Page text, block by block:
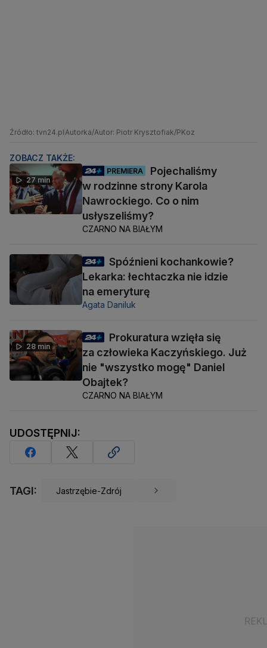
Źródło: tvn24.plAutorka/Autor: Piotr Krysztofiak/PKoz
ZOBACZ TAKŻE:
27 min
PREMIERA
Pojechaliśmy
w rodzinne strony Karola
Nawrockiego. Co o nim
usłyszeliśmy?
CZARNO NA BIAŁYM
Spóźnieni kochankowie?
Lekarka: łechtaczka nie idzie
na emeryturę
Agata Daniluk
28 min
Prokuratura wzięła się
za człowieka Kaczyńskiego. Już
nie "wszystko mogę" Daniel
Obajtek?
CZARNO NA BIAŁYM
UDOSTĘPNIJ:
TAGI: Jastrzębie-Zdrój